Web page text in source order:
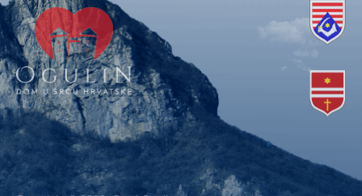
Copyright © 2018. Grad Ogulin, sva prava pridržana.